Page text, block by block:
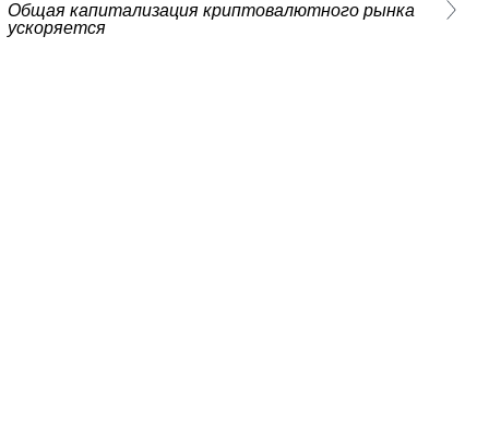
Общая капитализация криптовалютного рынка
ускоряется